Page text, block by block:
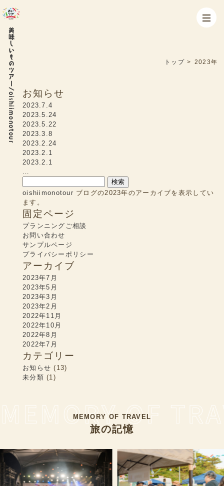
美味しいものツアー/oishiimonotour トップ> 2023年
お知らせ
2023.7.4
2023.5.24
2023.5.22
2023.3.8
2023.2.24
2023.2.1
2023.2.1
…
索:
oishiimonotour ブログの2023年のアーカイブを表示してい
ます。
固定ページ
プランニングご相談
お問い合わせ
サンプルページ
プライバシーポリシー
アーカイブ
2023年7月
2023年5月
2023年3月
2023年2月
2022年11月
2022年10月
2022年8月
2022年7月
カテゴリー
お知らせ (13)
未分類 (1)
MEMORY OF TRAVEL
旅の記憶